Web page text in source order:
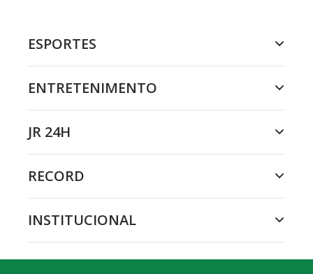
ESPORTES
ENTRETENIMENTO
JR 24H
RECORD
INSTITUCIONAL